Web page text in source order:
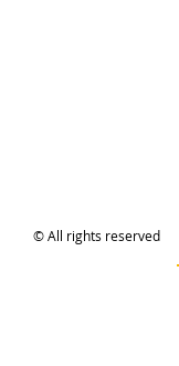
© All rights reserved